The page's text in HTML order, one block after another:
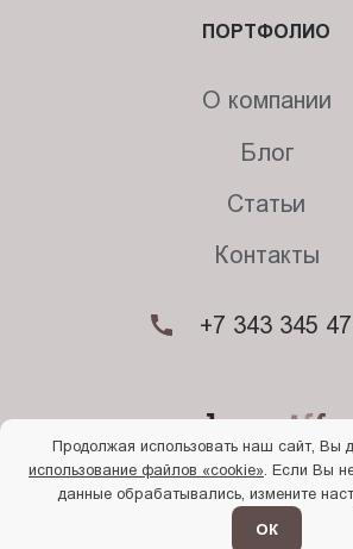
© 2026. Begriff
Политика
ПОРТФОЛИО
О компании
Блог
Статьи
Контакты
+7 343 345
Продолжая использовать наш сайт, Вы
использование файлов «cookie» . Если Вы
данные обрабатывались, измените
ОК